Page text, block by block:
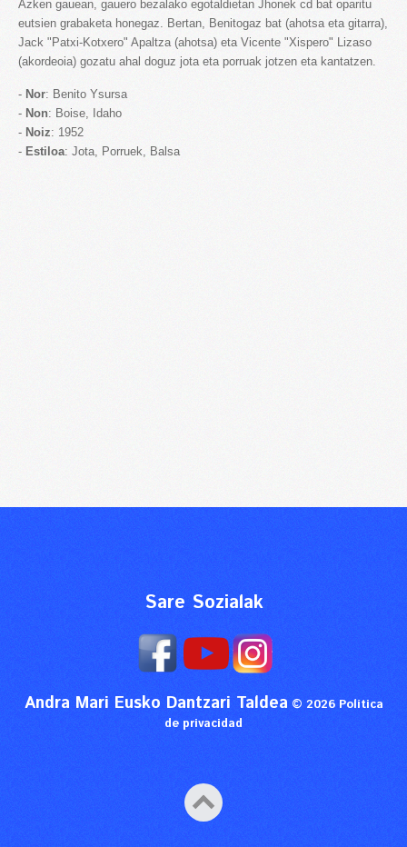
Azken gauean, gauero bezalako egotaldietan Jhonek cd bat oparitu
eutsien grabaketa honegaz. Bertan, Benitogaz bat (ahotsa eta gitarra),
Jack "Patxi-Kotxero" Apaltza (ahotsa) eta Vicente "Xispero" Lizaso
(akordeoia) gozatu ahal doguz jota eta porruak jotzen eta kantatzen.
- Nor: Benito Ysursa
- Non: Boise, Idaho
- Noiz: 1952
- Estiloa: Jota, Porruek, Balsa
Sare Sozialak
Andra Mari Eusko Dantzari Taldea © 2026 Política
de privacidad